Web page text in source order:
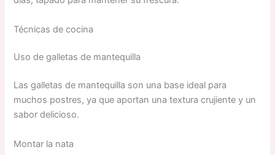
Técnicas de cocina
Uso de galletas de mantequilla
Las galletas de mantequilla son una base ideal para
muchos postres, ya que aportan una textura crujiente y un
sabor delicioso.
Montar la nata